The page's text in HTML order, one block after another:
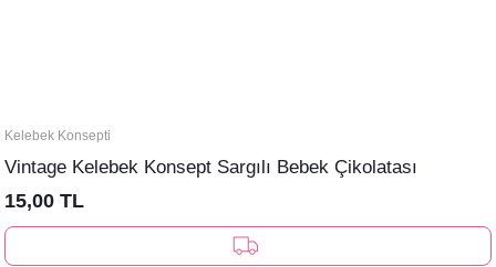
Kelebek Konsepti
Vintage Kelebek Konsept Sargılı Bebek Çikolatası
15,00 TL